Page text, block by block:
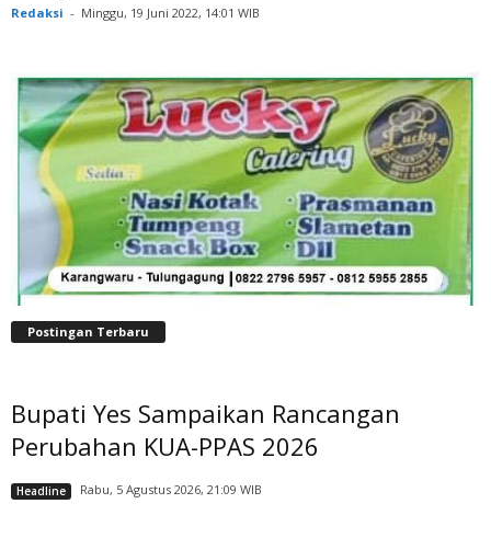
Redaksi - Minggu, 19 Juni 2022, 14:01 WIB
Postingan Terbaru
Bupati Yes Sampaikan Rancangan
Perubahan KUA-PPAS 2026
Headline Rabu, 5 Agustus 2026, 21:09 WIB